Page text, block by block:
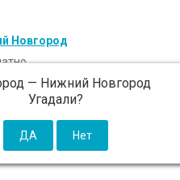
Новгород
— Нижний Новгород
Угадали?
- 300 ₽ (от 5 000 ₽